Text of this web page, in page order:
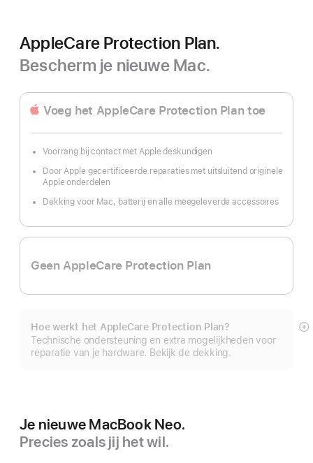
AppleCare Protection Plan.
Bescherm je nieuwe Mac.
Voeg het AppleCare Protection Plan toe
Voorrang bij contact met Apple deskundigen
Door Apple gecertificeerde reparaties met uitsluitend originele
Apple onderdelen
Dekking voor Mac, batterij en alle meegeleverde accessoires
Geen AppleCare Protection Plan
Hoe werkt het AppleCare Protection Plan?
Technische ondersteuning en extra mogelijkheden voor
reparatie van je hardware. Bekijk de dekking.
Je nieuwe MacBook Neo.
Precies zoals jij het wil.